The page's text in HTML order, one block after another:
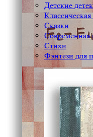
Детские
Сказки
Современная
Стихи
Фэнтези для